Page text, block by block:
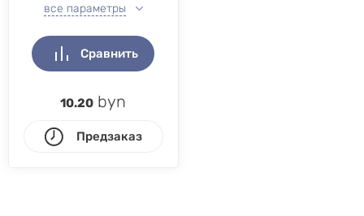
все параметры
Сравнить
10.20 byn
Предзаказ